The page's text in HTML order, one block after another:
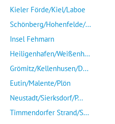
Kieler Förde/Kiel/Laboe
Schönberg/Hohenfelde/...
Insel Fehmarn
Heiligenhafen/Weißenh...
Grömitz/Kellenhusen/D...
Eutin/Malente/Plön
Neustadt/Sierksdorf/P...
Timmendorfer Strand/S...